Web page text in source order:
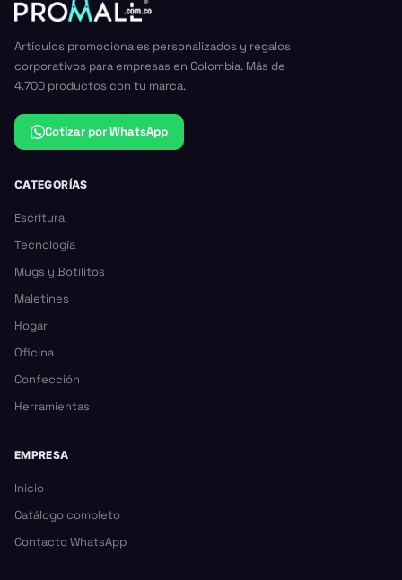
Artículos promocionales personalizados y regalos
corporativos para empresas en Colombia. Más de
4.700 productos con tu marca.
Cotizar por WhatsApp
CATEGORÍAS
Escritura
Tecnología
Mugs y Botilitos
Maletines
Hogar
Oficina
Confección
Herramientas
EMPRESA
Inicio
Catálogo completo
Contacto WhatsApp